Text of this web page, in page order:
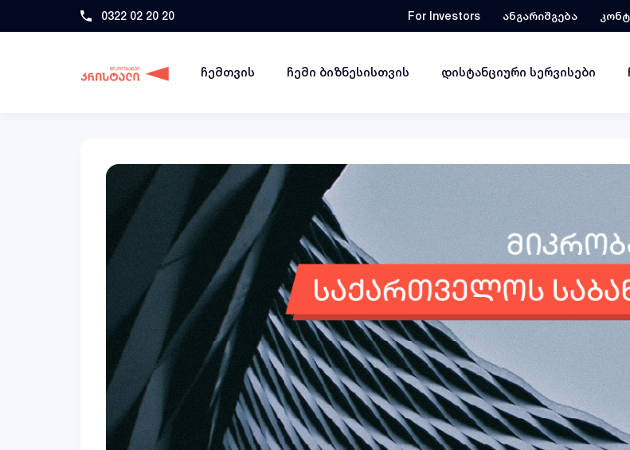
0322 02 20 20 For Investors ანგარიშგება
ჩემთვის ჩემი ბიზნესისთვის დისტანციური სერვისები